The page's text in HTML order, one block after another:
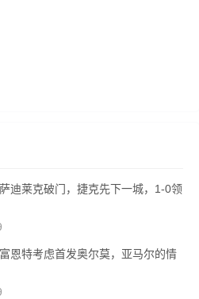
迪莱克破门，捷克先下一城，1-0领
恩特考虑首发奥尔莫，亚马尔的情